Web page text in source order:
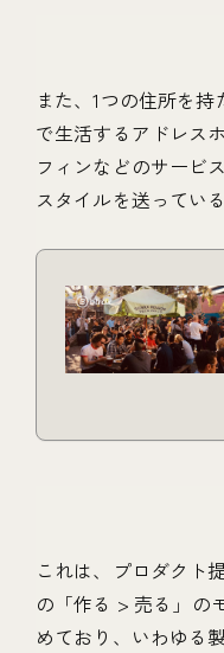
また、1つの住所を
で生活するアドレス
フィンなどのサービ
スタイルを送ってい
これは、プロダクト
の「作る > 売る」の
めており、いわゆる